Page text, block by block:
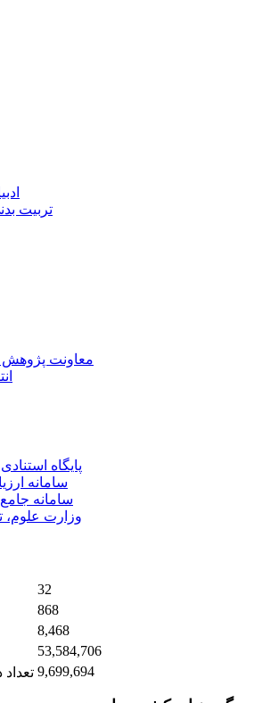
تربیت
معاونت پژوهش
پایگاه
سامانه
سامانه
وزارت علوم،
32
868
8,468
53,584,706
9,699,694